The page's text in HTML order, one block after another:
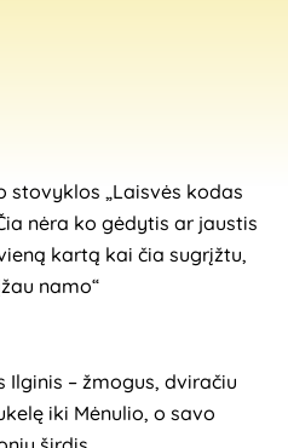
stovyklos „Laisvės kodas
nėra ko gėdytis ar jaustis
kartą kai čia sugrįžtu,
namo“
Ilginis – žmogus, dviračiu
iki Mėnulio, o savo